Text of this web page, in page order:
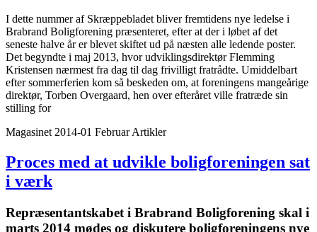
I dette nummer af Skræppebladet bliver fremtidens nye ledelse i
Brabrand Boligforening præsenteret, efter at der i løbet af det
seneste halve år er blevet skiftet ud på næsten alle ledende poster.
Det begyndte i maj 2013, hvor udviklingsdirektør Flemming
Kristensen nærmest fra dag til dag frivilligt fratrådte. Umiddelbart
efter sommerferien kom så beskeden om, at foreningens mangeårige
direktør, Torben Overgaard, hen over efteråret ville fratræde sin
stilling for
Magasinet 2014-01 Februar Artikler
Proces med at udvikle bolig­foreningen sat
i værk
Repræsentant­skabet i Brabrand Bolig­forening skal i
marts 2014 mødes og diskutere bolig­foreningens nye